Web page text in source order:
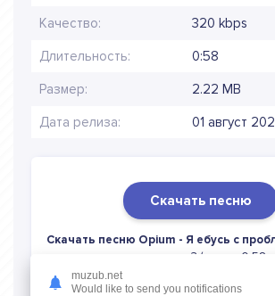
Качество: 320 kbps
Длительность: 0:58
Размер: 2.22 MB
Дата релиза: 01 август
Скачать песню
Скачать песню Opium - Я ебусь с
в mp3 (длина: 0:58,
кбитс) бесплатно или слушать музыку в
muzub.net
Would like to send you notifications